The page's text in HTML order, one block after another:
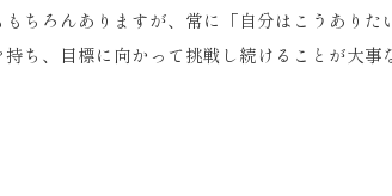
もちろんありますが、常に「自分はこうありた
持ち、目標に向かって挑戦し続けることが大事